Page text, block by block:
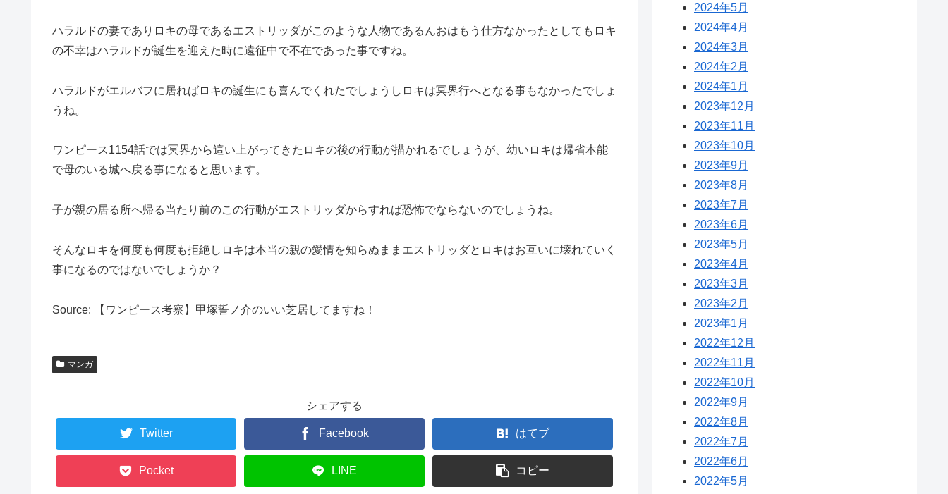
ハラルドの妻でありロキの母であるエストリッダがこのような人物であるんおはもう仕方なかったとしてもロキ
の不幸はハラルドが誕生を迎えた時に遠征中で不在であった事ですね。
ハラルドがエルバフに居ればロキの誕生にも喜んでくれたでしょうしロキは冥界行へとなる事もなかったでしょ
うね。
ワンピース1154話では冥界から這い上がってきたロキの後の行動が描かれるでしょうが、幼いロキは帰省本能
で母のいる城へ戻る事になると思います。
子が親の居る所へ帰る当たり前のこの行動がエストリッダからすれば恐怖でならないのでしょうね。
そんなロキを何度も何度も拒絶しロキは本当の親の愛情を知らぬままエストリッダとロキはお互いに壊れていく
事になるのではないでしょうか？
Source: 【ワンピース考察】甲塚誓ノ介のいい芝居してますね！
マンガ
シェアする
Twitter Facebook はてブ
Pocket LINE コピー
2024年5月
2024年4月
2024年3月
2024年2月
2024年1月
2023年12月
2023年11月
2023年10月
2023年9月
2023年8月
2023年7月
2023年6月
2023年5月
2023年4月
2023年3月
2023年2月
2023年1月
2022年12月
2022年11月
2022年10月
2022年9月
2022年8月
2022年7月
2022年6月
2022年5月